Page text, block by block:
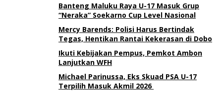
Banteng Maluku Raya U-17 Masuk Grup
“Neraka” Soekarno Cup Level Nasional
Mercy Barends: Polisi Harus Bertindak
Tegas, Hentikan Rantai Kekerasan di Dobo
Ikuti Kebijakan Pempus, Pemkot Ambon
Lanjutkan WFH
Michael Parinussa, Eks Skuad PSA U-17
Terpilih Masuk Akmil 2026